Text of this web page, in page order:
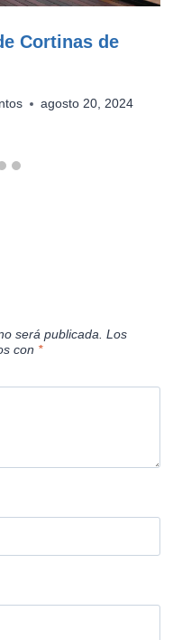
Cortinas de
agosto 20, 2024
será publicada. Los
con *